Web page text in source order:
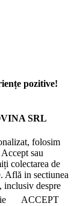
pozitive!
SRL
folosim
sau
colectarea de
Află in sectiunea
inclusiv despre
ACCEPT